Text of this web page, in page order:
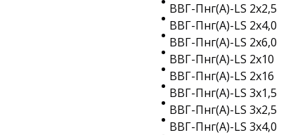
ВВГ-Пнг(A)-LS 2х2,5
ВВГ-Пнг(A)-LS 2х4,0
ВВГ-Пнг(A)-LS 2х6,0
ВВГ-Пнг(A)-LS 2х10
ВВГ-Пнг(A)-LS 2х16
ВВГ-Пнг(A)-LS 3х1,5
ВВГ-Пнг(A)-LS 3х2,5
ВВГ-Пнг(A)-LS 3х4,0